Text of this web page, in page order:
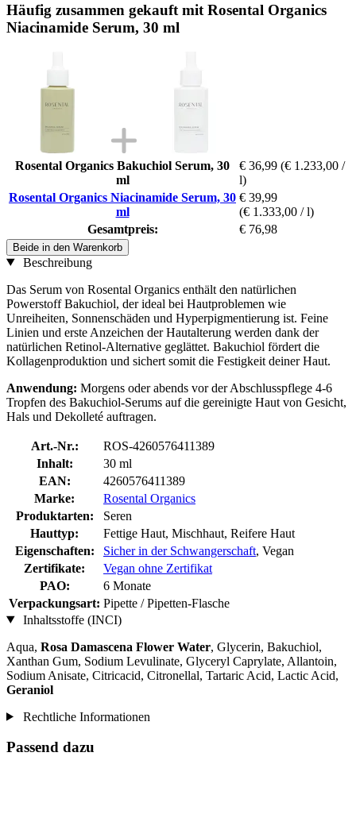
Häufig zusammen gekauft mit Rosental Organics
Niacinamide Serum, 30 ml
Rosental Organics Bakuchiol Serum, 30
ml
€ 36,99 (€ 1.233,00 /
l)
Rosental Organics Niacinamide Serum, 30
ml
€ 39,99
(€ 1.333,00 / l)
Gesamtpreis:
€ 76,98
Beide in den Warenkorb
Beschreibung
Das Serum von Rosental Organics enthält den natürlichen
Powerstoff Bakuchiol, der ideal bei Hautproblemen wie
Unreiheiten, Sonnenschäden und Hyperpigmentierung ist. Feine
Linien und erste Anzeichen der Hautalterung werden dank der
natürlichen Retinol-Alternative geglättet. Bakuchiol fördert die
Kollagenproduktion und sichert somit die Festigkeit deiner Haut.
Anwendung: Morgens oder abends vor der Abschlusspflege 4-6
Tropfen des Bakuchiol-Serums auf die gereinigte Haut von Gesicht,
Hals und Dekolleté auftragen.
Art.-Nr.:
ROS-4260576411389
Inhalt:
30 ml
EAN:
4260576411389
Marke:
Rosental Organics
Produktarten:
Seren
Hauttyp:
Fettige Haut, Mischhaut, Reifere Haut
Eigenschaften:
Sicher in der Schwangerschaft, Vegan
Zertifikate:
Vegan ohne Zertifikat
PAO:
6 Monate
Verpackungsart: Pipette / Pipetten-Flasche
Inhaltsstoffe (INCI)
Aqua, Rosa Damascena Flower Water, Glycerin, Bakuchiol,
Xanthan Gum, Sodium Levulinate, Glyceryl Caprylate, Allantoin,
Sodium Anisate, Citricacid, Citronellal, Tartaric Acid, Lactic Acid,
Geraniol
Rechtliche Informationen
Passend dazu